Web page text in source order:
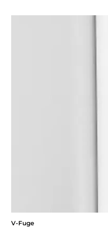
V-Fuge